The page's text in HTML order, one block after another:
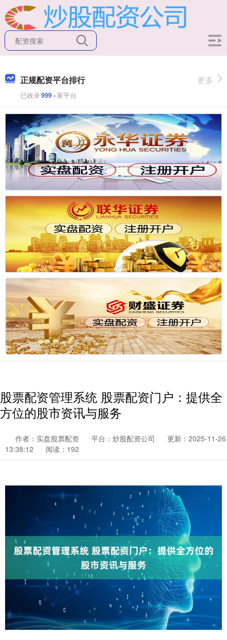
正规配资平台排行
已收录999+家平台
更多
股票配资管理系统 股票配资门户：提供全
方位的股市资讯与服务
作者：实盘股票配资 平台：炒股配资公司
更新：2025-11-26
13:38:12
阅读：192